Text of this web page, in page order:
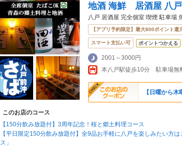
地酒 海鮮 居酒屋 八
八戸 居酒屋 完全個室 喫煙 駐車場
【アプリ予約限定】最大800ポイント還
スマート支払い可 ポイントつかえる
2001～3000円
本八戸駅徒歩10分 駐車場無
【日曜から
このお店のコース
【150分飲み放題付】3周年記念！桜と郷土料理コース
【平日限定150分飲み放題付】全9品お手軽に八戸を楽しみたい方
ス」